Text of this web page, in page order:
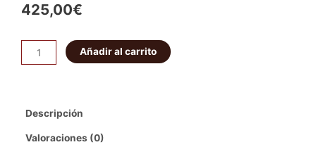
425,00€
PROTECTOR
DEPÓSITO
V80
CORTO
Añadir al carrito
Descripción
Valoraciones (0)